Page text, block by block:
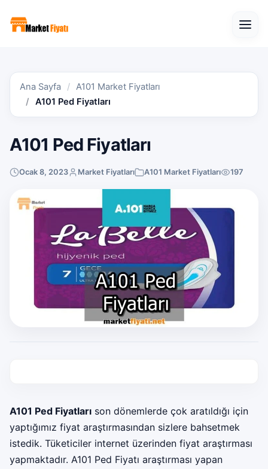
Ana Sayfa
A101 Market Fiyatları
A101 Ped Fiyatları
A101 Ped Fiyatları
Ocak 8, 2023 Market Fiyatları A101 Market Fiyatları 197
A101 Ped Fiyatları son dönemlerde çok aratıldığı için
yaptığımız fiyat araştırmasından sizlere bahsetmek
istedik. Tüketiciler internet üzerinden fiyat araştırması
yapmaktadır. A101 Ped Fiyatı araştırması yapan